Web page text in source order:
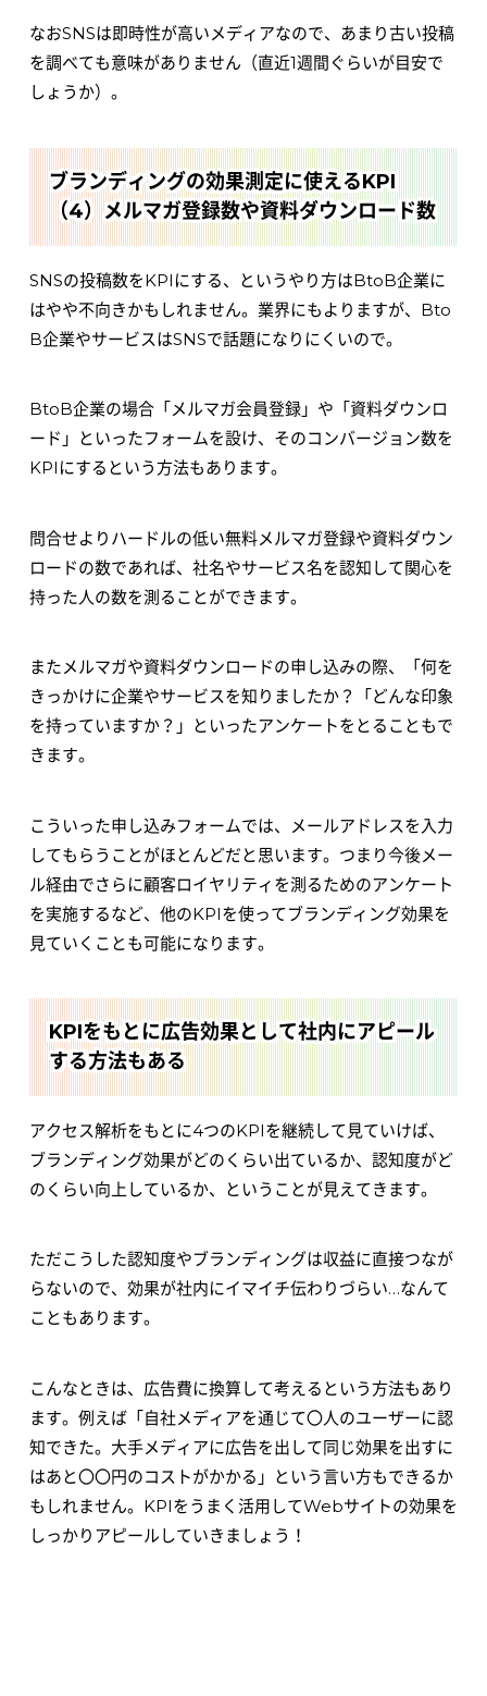
なおSNSは即時性が高いメディアなので、あまり古い投稿
を調べても意味がありません（直近1週間ぐらいが目安で
しょうか）。
ブランディングの効果測定に使えるKPI
（4）メルマガ登録数や資料ダウンロード数
SNSの投稿数をKPIにする、というやり方はBtoB企業に
はやや不向きかもしれません。業界にもよりますが、Bto
B企業やサービスはSNSで話題になりにくいので。
BtoB企業の場合「メルマガ会員登録」や「資料ダウンロ
ード」といったフォームを設け、そのコンバージョン数を
KPIにするという方法もあります。
問合せよりハードルの低い無料メルマガ登録や資料ダウン
ロードの数であれば、社名やサービス名を認知して関心を
持った人の数を測ることができます。
またメルマガや資料ダウンロードの申し込みの際、「何を
きっかけに企業やサービスを知りましたか？「どんな印象
を持っていますか？」といったアンケートをとることもで
きます。
こういった申し込みフォームでは、メールアドレスを入力
してもらうことがほとんどだと思います。つまり今後メー
ル経由でさらに顧客ロイヤリティを測るためのアンケート
を実施するなど、他のKPIを使ってブランディング効果を
見ていくことも可能になります。
KPIをもとに広告効果として社内にアピール
する方法もある
アクセス解析をもとに4つのKPIを継続して見ていけば、
ブランディング効果がどのくらい出ているか、認知度がど
のくらい向上しているか、ということが見えてきます。
ただこうした認知度やブランディングは収益に直接つなが
らないので、効果が社内にイマイチ伝わりづらい…なんて
こともあります。
こんなときは、広告費に換算して考えるという方法もあり
ます。例えば「自社メディアを通じて〇人のユーザーに認
知できた。大手メディアに広告を出して同じ効果を出すに
はあと〇〇円のコストがかかる」という言い方もできるか
もしれません。KPIをうまく活用してWebサイトの効果を
しっかりアピールしていきましょう！